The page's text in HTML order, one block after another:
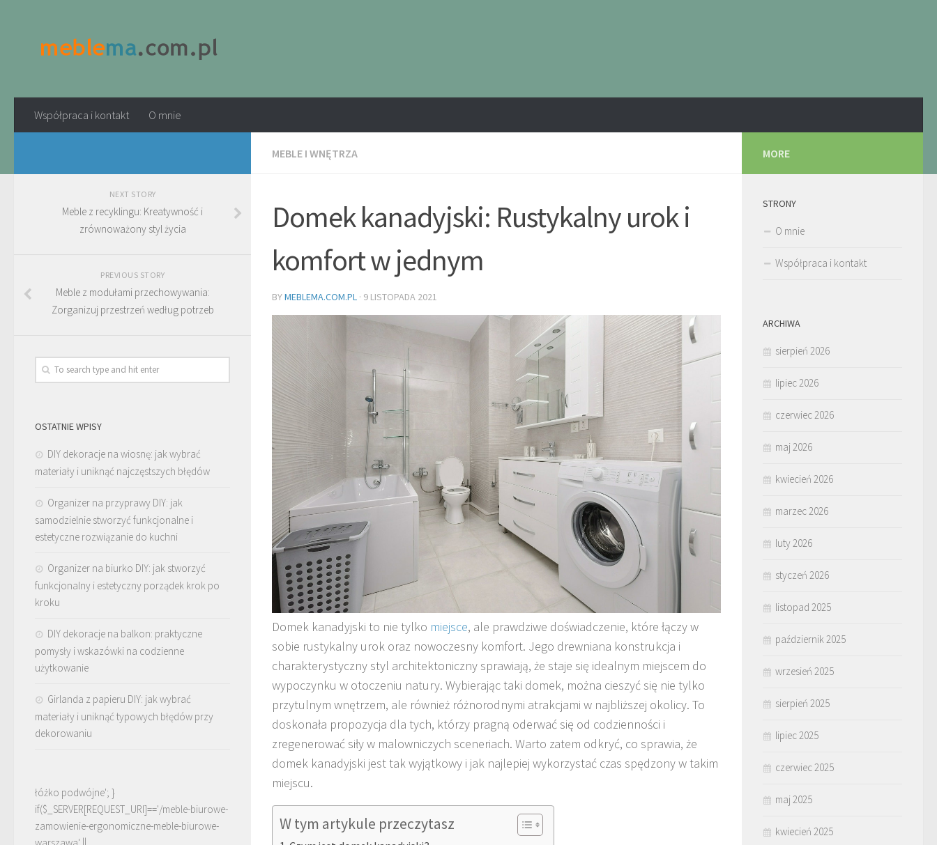
Współpraca i kontakt O mnie
MEBLE I WNĘTRZA
Domek kanadyjski: Rustykalny urok i
komfort w jednym
BYMEBLEMA.COM.PL · 9 LISTOPADA 2021
Domek kanadyjski to nie tylko miejsce, ale prawdziwe doświadczenie, które łączy w
sobie rustykalny urok oraz nowoczesny komfort. Jego drewniana konstrukcja i
charakterystyczny styl architektoniczny sprawiają, że staje się idealnym miejscem do
wypoczynku w otoczeniu natury. Wybierając taki domek, można cieszyć się nie tylko
przytulnym wnętrzem, ale również różnorodnymi atrakcjami w najbliższej okolicy. To
doskonała propozycja dla tych, którzy pragną oderwać się od codzienności i
zregenerować siły w malowniczych sceneriach. Warto zatem odkryć, co sprawia, że
domek kanadyjski jest tak wyjątkowy i jak najlepiej wykorzystać czas spędzony w takim
miejscu.
W tym artykule przeczytasz
NEXT STORY
Meble z recyklingu: Kreatywność i
zrównoważony styl życia
PREVIOUS STORY
Meble z modułami przechowywania:
Zorganizuj przestrzeń według potrzeb
OSTATNIE WPISY
DIY dekoracje na wiosnę: jak wybrać
materiały i uniknąć najczęstszych błędów
Organizer na przyprawy DIY: jak
samodzielnie stworzyć funkcjonalne i
estetyczne rozwiązanie do kuchni
Organizer na biurko DIY: jak stworzyć
funkcjonalny i estetyczny porządek krok po
kroku
DIY dekoracje na balkon: praktyczne
pomysły i wskazówki na codzienne
użytkowanie
Girlanda z papieru DIY: jak wybrać
materiały i uniknąć typowych błędów przy
dekorowaniu
łóżko podwójne'; }
if($_SERVER[REQUEST_URI]=='/meble-biurowe-
zamowienie-ergonomiczne-meble-biurowe-
MORE
STRONY
O mnie
Współpraca i kontakt
ARCHIWA
sierpień 2026
lipiec 2026
czerwiec 2026
maj 2026
kwiecień 2026
marzec 2026
luty 2026
styczeń 2026
listopad 2025
październik 2025
wrzesień 2025
sierpień 2025
lipiec 2025
czerwiec 2025
maj 2025
kwiecień 2025